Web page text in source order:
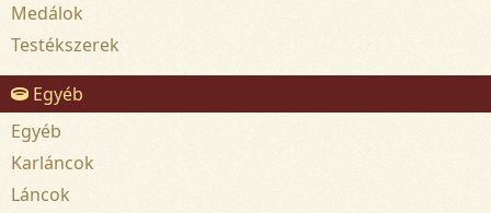
Medálok
Testékszerek
Egyéb
Egyéb
Karláncok
Láncok